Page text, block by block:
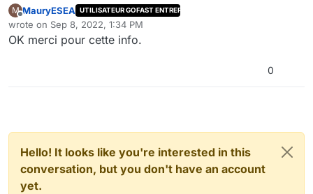
M
Offline
MauryESEA UTILISATEUR GOFAST ENTREPRISE
wrote on Sep 8, 2022, 1:34 PM
last edited by
OK merci pour cette info.
0
Hello! It looks like you're interested in this
conversation, but you don't have an account
yet.